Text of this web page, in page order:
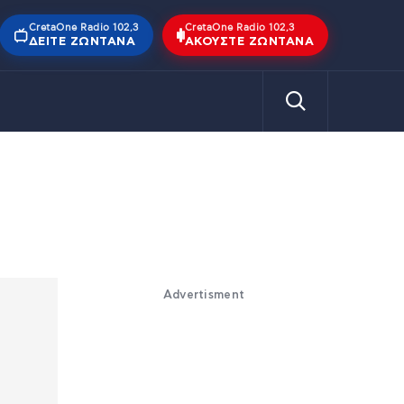
CretaOne Radio 102,3
ΔΕΊΤΕ ΖΩΝΤΑΝΆ
CretaOne Radio 102,3
ΑΚΟΎΣΤΕ ΖΩΝΤΑΝΆ
Advertisment